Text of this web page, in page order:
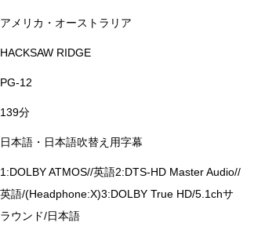
アメリカ・オーストラリア
HACKSAW RIDGE
PG-12
139分
日本語・日本語吹替え用字幕
1:DOLBY ATMOS//英語2:DTS-HD Master Audio//
英語/(Headphone:X)3:DOLBY True HD/5.1chサ
ラウンド/日本語